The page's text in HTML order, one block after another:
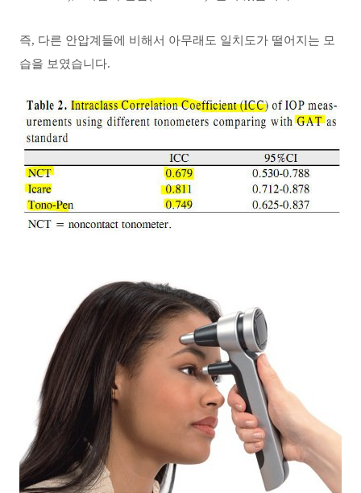
즉, 다른 안압계들에 비해서 아무래도 일치도가 떨어지는 모
습을 보였습니다.